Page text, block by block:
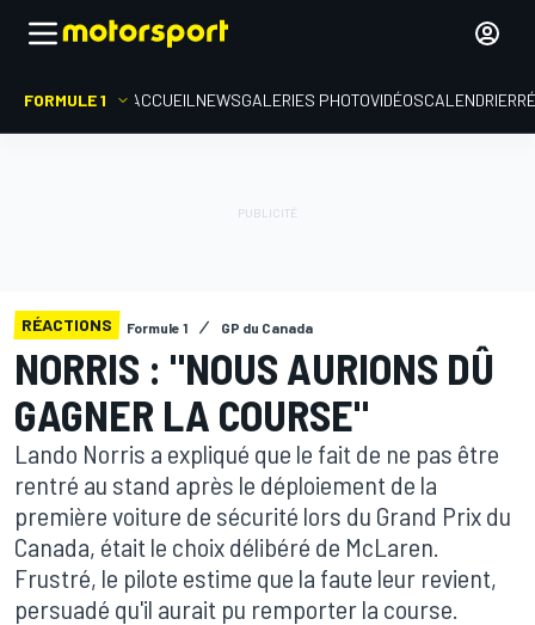
FORMULE 1 ACCUEIL NEWSGALERIES PHOTOVIDÉOSCALENDRIER
RÉACTIONS Formule 1 GP du Canada
NORRIS : "NOUS AURIONS DÛ
GAGNER LA COURSE"
Lando Norris a expliqué que le fait de ne pas être
rentré au stand après le déploiement de la
première voiture de sécurité lors du Grand Prix du
Canada, était le choix délibéré de McLaren.
Frustré, le pilote estime que la faute leur revient,
persuadé qu'il aurait pu remporter la course.